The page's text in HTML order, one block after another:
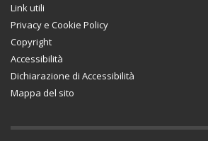
Link utili
Privacy e Cookie Policy
Copyright
Accessibilità
Dichiarazione di Accessibilità
Mappa del sito